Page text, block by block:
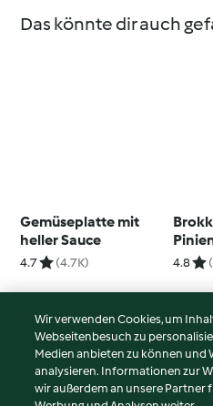
Das könnte dir auch
Gemüseplatte mit
heller Sauce
4.7 (4.7K) 4.8
© Copyright 2026
Nutzungsbedingungen
Wir verwenden Cookies, um
Webseitenbesuch zu
Medien anbieten zu können und
analysieren. Informationen zur
wir außerdem an unsere Partner